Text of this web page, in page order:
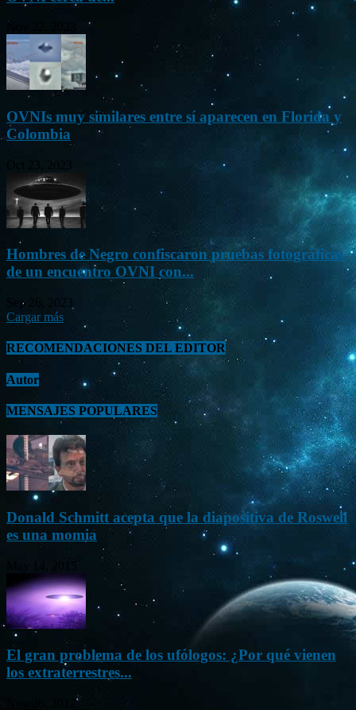
Nov 22, 2023
OVNIs muy similares entre sí aparecen en Florida y
Colombia
Oct 23, 2023
Hombres de Negro confiscaron pruebas fotográficas
de un encuentro OVNI con...
Sep 26, 2023
Cargar más
RECOMENDACIONES DEL EDITOR
Autor
MENSAJES POPULARES
Donald Schmitt acepta que la diapositiva de Roswell
es una momia
El gran problema de los ufólogos: ¿Por qué vienen
los extraterrestres...